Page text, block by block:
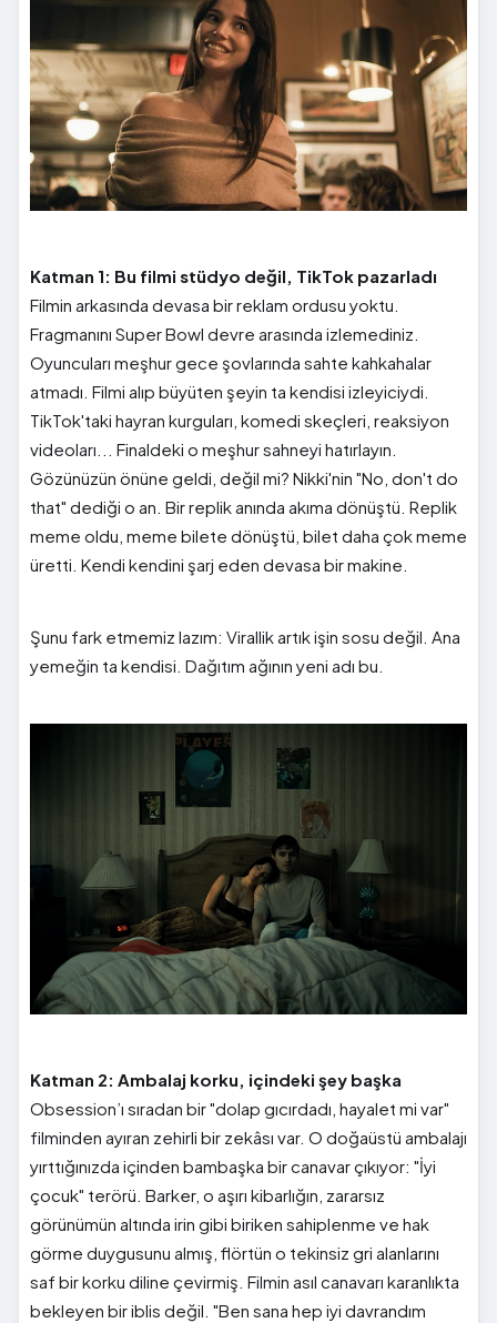
Katman 1: Bu filmi stüdyo değil, TikTok pazarladı
Filmin arkasında devasa bir reklam ordusu yoktu.
Fragmanını Super Bowl devre arasında izlemediniz.
Oyuncuları meşhur gece şovlarında sahte kahkahalar
atmadı. Filmi alıp büyüten şeyin ta kendisi izleyiciydi.
TikTok'taki hayran kurguları, komedi skeçleri, reaksiyon
videoları... Finaldeki o meşhur sahneyi hatırlayın.
Gözünüzün önüne geldi, değil mi? Nikki'nin "No, don't do
that" dediği o an. Bir replik anında akıma dönüştü. Replik
meme oldu, meme bilete dönüştü, bilet daha çok meme
üretti. Kendi kendini şarj eden devasa bir makine.
Şunu fark etmemiz lazım: Virallik artık işin sosu değil. Ana
yemeğin ta kendisi. Dağıtım ağının yeni adı bu.
Katman 2: Ambalaj korku, içindeki şey başka
Obsession’ı sıradan bir "dolap gıcırdadı, hayalet mi var"
filminden ayıran zehirli bir zekâsı var. O doğaüstü ambalajı
yırttığınızda içinden bambaşka bir canavar çıkıyor: "İyi
çocuk" terörü. Barker, o aşırı kibarlığın, zararsız
görünümün altında irin gibi biriken sahiplenme ve hak
görme duygusunu almış, flörtün o tekinsiz gri alanlarını
saf bir korku diline çevirmiş. Filmin asıl canavarı karanlıkta
bekleyen bir iblis değil. "Ben sana hep iyi davrandım